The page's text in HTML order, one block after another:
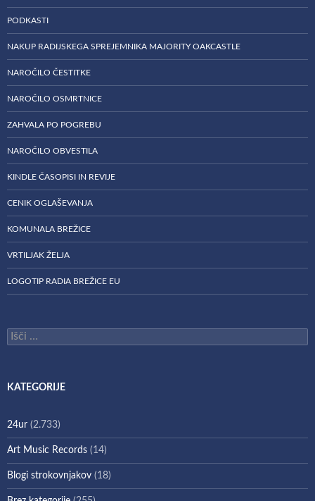
PODKASTI
NAKUP RADIJSKEGA SPREJEMNIKA MAJORITY OAKCASTLE
NAROČILO ČESTITKE
NAROČILO OSMRTNICE
ZAHVALA PO POGREBU
NAROČILO OBVESTILA
KINDLE ČASOPISI IN REVIJE
CENIK OGLAŠEVANJA
KOMUNALA BREŽICE
VRTILJAK ŽELJA
LOGOTIP RADIA BREŽICE EU
Išči:
KATEGORIJE
24ur (2.733)
Art Music Records (14)
Blogi strokovnjakov (18)